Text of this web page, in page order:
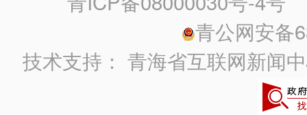
青公网安备
技术支持：青海省互联网新闻